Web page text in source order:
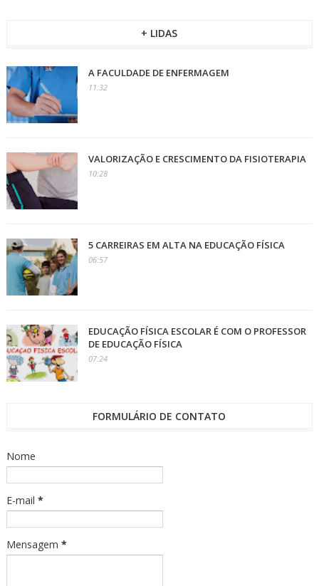
+ LIDAS
A FACULDADE DE ENFERMAGEM
11:32
VALORIZAÇÃO E CRESCIMENTO DA FISIOTERAPIA
10:28
5 CARREIRAS EM ALTA NA EDUCAÇÃO FÍSICA
06:57
EDUCAÇÃO FÍSICA ESCOLAR É COM O PROFESSOR
DE EDUCAÇÃO FÍSICA
07:24
FORMULÁRIO DE CONTATO
Nome
E-mail *
Mensagem *